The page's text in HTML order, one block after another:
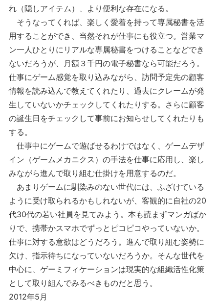
れ（隠しアイテム）、より便利な存在になる。
そうなってくれば、楽しく愛着を持って専属秘書を活
用することができ、当然それが仕事にも役立つ。営業マ
ン一人ひとりにリアルな専属秘書をつけることなどでき
ないだろうが、月額３千円の電子秘書なら可能だろう。
仕事にゲーム感覚を取り込みながら、訪問予定先の顧客
情報を読み込んで教えてくれたり、過去にクレームが発
生していないかチェックしてくれたりする。さらに顧客
の誕生日をチェックして事前にお知らせしてくれたりも
する。
仕事中にゲームで遊ばせるわけではなく、ゲームデザ
イン（ゲームメカニクス）の手法を仕事に応用し、楽し
みながら進んで取り組む仕掛けを用意するのだ。
あまりゲームに馴染みのない世代には、ふざけている
ように受け取られるかもしれないが、客観的に自社の20
代30代の若い社員を見てみよう。本も読まずマンガばか
りで、携帯かスマホでずっとピコピコやっていないか。
仕事に対する意欲はどうだろう。進んで取り組む姿勢に
欠け、指示待ちになっていないだろうか。そんな世代を
中心に、ゲーミフィケーションは現実的な組織活性化策
として取り組んでみるべきものだと思う。
2012年5月